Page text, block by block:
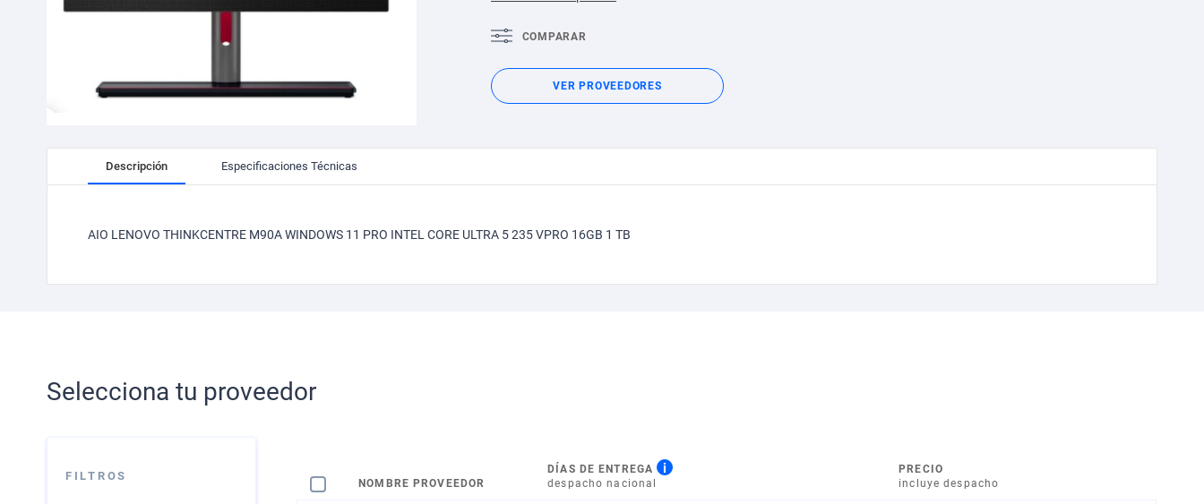
COMPARAR
VER PROVEEDORES
to
beginning
Descripción
AIO LENOVO THINKCENTRE M90A WINDOWS 11 PRO INTEL CORE ULTRA 5 235 VPRO 16GB 1 TB
Especificaciones Técnicas
Selecciona tu proveedor
FILTROS
NOMBRE PROVEEDOR
DÍAS DE ENTREGA i
despacho nacional
PRECIO
incluye despacho